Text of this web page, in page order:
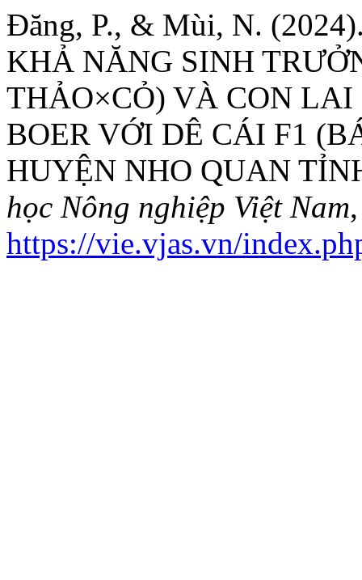
Đăng, P., & Mùi, N.
KHẢ NĂNG SINH
THẢO×CỎ) VÀ CON
BOER VỚI DÊ CÁI F1
HUYỆN NHO QUAN
học Nông nghiệp Việt Nam
https://vie.vjas.vn/